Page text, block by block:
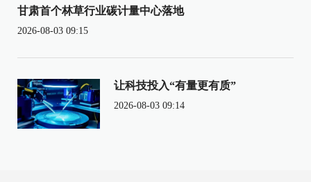
甘肃首个林草行业碳计量中心落地
2026-08-03 09:15
让科技投入“有量更有质”
2026-08-03 09:14